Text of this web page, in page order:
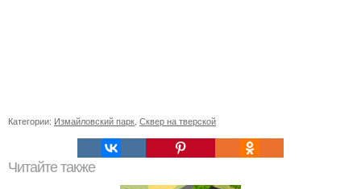
Категории: Измайловский парк Сквер на тверской
Читайте также